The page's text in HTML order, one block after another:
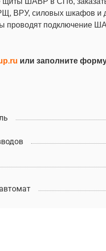
ВРУ, силовых шкафов
проводят подключение
или заполните